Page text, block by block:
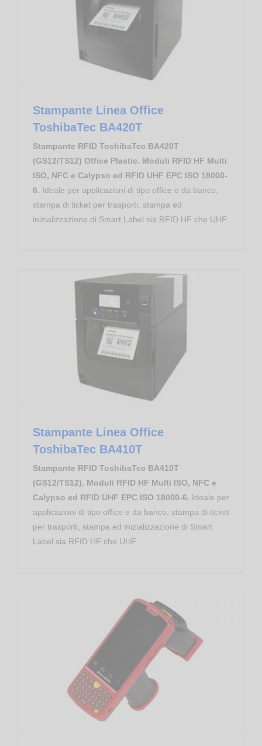
Stampante Linea Office
ToshibaTec BA420T
Stampante RFID ToshibaTec BA420T
(GS12/TS12) Office Plastic. Moduli RFID HF Multi
ISO, NFC e Calypso ed RFID UHF EPC ISO 18000-
6. Ideale per applicazioni di tipo office e da banco,
stampa di ticket per trasporti, stampa ed
inizializzazione di Smart Label sia RFID HF che UHF.
Stampante Linea Office
ToshibaTec BA410T
Stampante RFID ToshibaTec BA410T
(GS12/TS12). Moduli RFID HF Multi ISO, NFC e
Calypso ed RFID UHF EPC ISO 18000-6. Ideale per
applicazioni di tipo office e da banco, stampa di ticket
per trasporti, stampa ed inizializzazione di Smart
Label sia RFID HF che UHF.